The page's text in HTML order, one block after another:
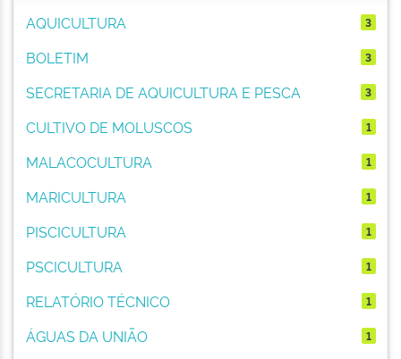
AQUICULTURA
3
BOLETIM 3
SECRETARIA DE AQUICULTURA E PESCA 3
CULTIVO DE MOLUSCOS 1
MALACOCULTURA 1
MARICULTURA 1
PISCICULTURA 1
PSCICULTURA 1
RELATÓRIO TÉCNICO 1
ÁGUAS DA UNIÃO 1